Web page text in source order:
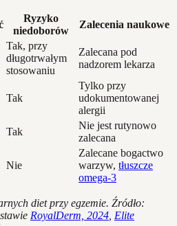
Ryzyko
niedoborów
Zalecenia naukowe
Tak, przy
długotrwałym
stosowaniu
Zalecana pod
nadzorem lekarza
Tak
Tylko przy
udokumentowanej
alergii
Tak
Nie jest rutynowo
zalecana
Nie
Zalecane bogactwo
warzyw, tłuszcze
omega-3
diet przy egzemie. Źródło:
RoyalDerm, 2024 Elite